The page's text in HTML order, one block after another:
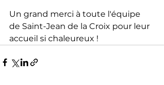
Un grand merci à toute l'équipe
de Saint-Jean de la Croix pour leur
accueil si chaleureux !